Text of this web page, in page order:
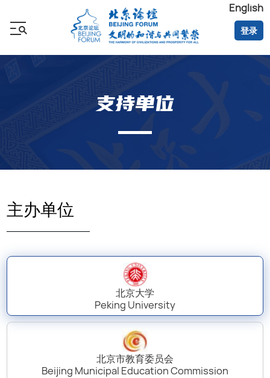
English
登录
支持单位
主办单位
北京大学
Peking University
北京市教育委员会
Beijing Municipal Education Commission